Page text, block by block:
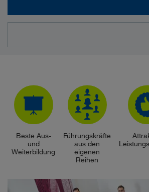
Beste Aus-
und
Weiterbildung
Führungskräfte
aus den
eigenen
Reihen